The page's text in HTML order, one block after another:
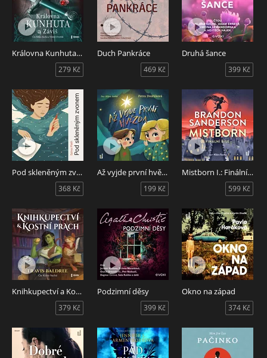
Královna Kunhuta a Záviš
279 Kč
Duch Pankráce
469 Kč
Druhá šance
399 Kč
Pod skleněným zvonem
368 Kč
Až vyjde první hvězda
199 Kč
Mistborn I.: Finální říše
599 Kč
Knihkupectví a Kostní prach
379 Kč
Podzimní děsy
399 Kč
Okno na západ
374 Kč